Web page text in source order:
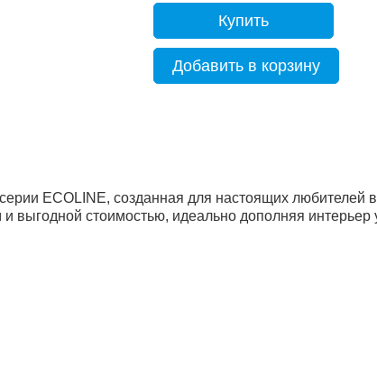
Купить
Добавить в корзину
ECOLINE, созданная для настоящих любителей
стоимостью, идеально дополняя интерьер